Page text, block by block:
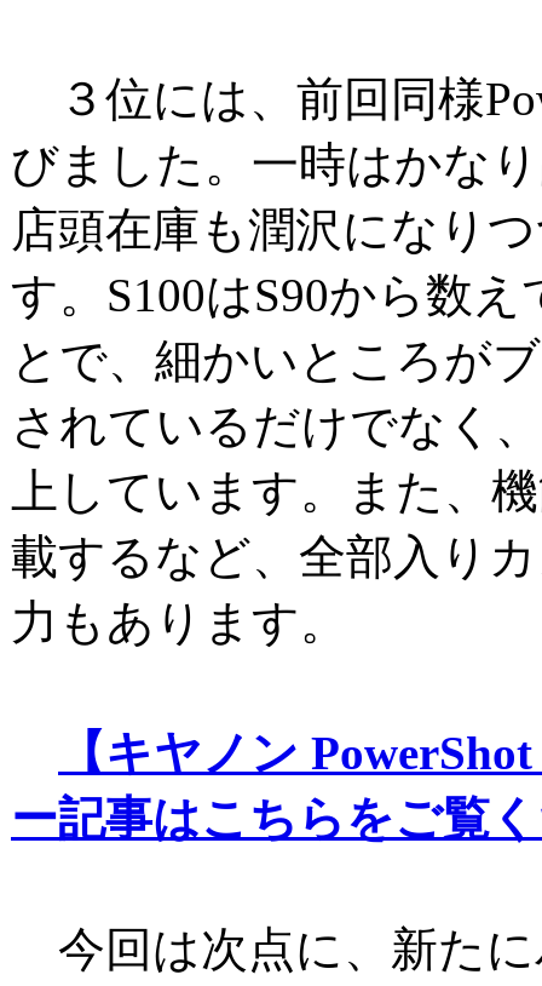
３位には、前回同様
びました。一時はかな
店頭在庫も潤沢になり
す。S100はS90から数
とで、細かいところが
されているだけでなく
上しています。また、
載するなど、全部入り
力もあります。
【キヤノン
ー記事はこちらをご覧
今回は次点に、新た